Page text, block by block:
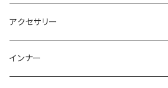
パーカー
スウェット/トレーナー
その他
オールインワン
ワンピース
ラッシュガード
ミディアム/ミモレ
ロング/マキシ
パンツスーツ
スカートスーツ
アクセサリー
ネックレス
インナー